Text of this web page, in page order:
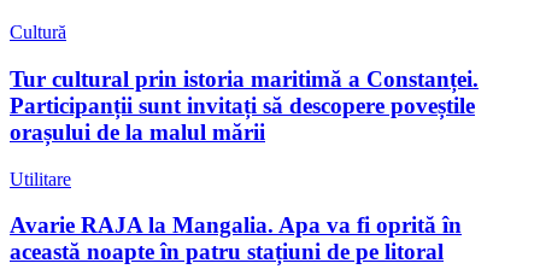
Cultură
Tur cultural prin istoria maritimă a Constanței.
Participanții sunt invitați să descopere poveștile
orașului de la malul mării
Utilitare
Avarie RAJA la Mangalia. Apa va fi oprită în
această noapte în patru stațiuni de pe litoral